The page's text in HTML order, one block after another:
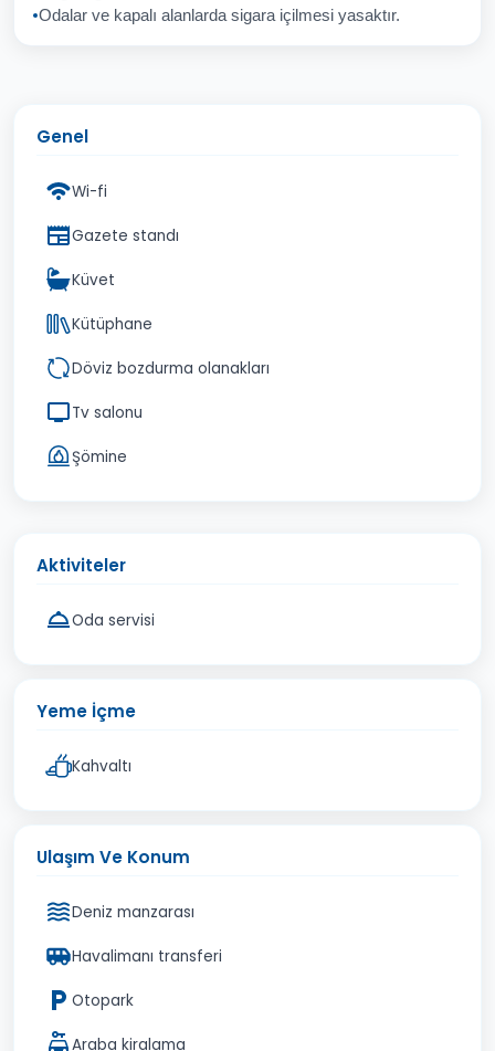
Odalar ve kapalı alanlarda sigara içilmesi yasaktır.
Genel
Wi-fi
Gazete standı
Küvet
Kütüphane
Döviz bozdurma olanakları
Tv salonu
Şömine
Aktiviteler
Oda servisi
Yeme İçme
Kahvaltı
Ulaşım Ve Konum
Deniz manzarası
Havalimanı transferi
Otopark
Araba kiralama